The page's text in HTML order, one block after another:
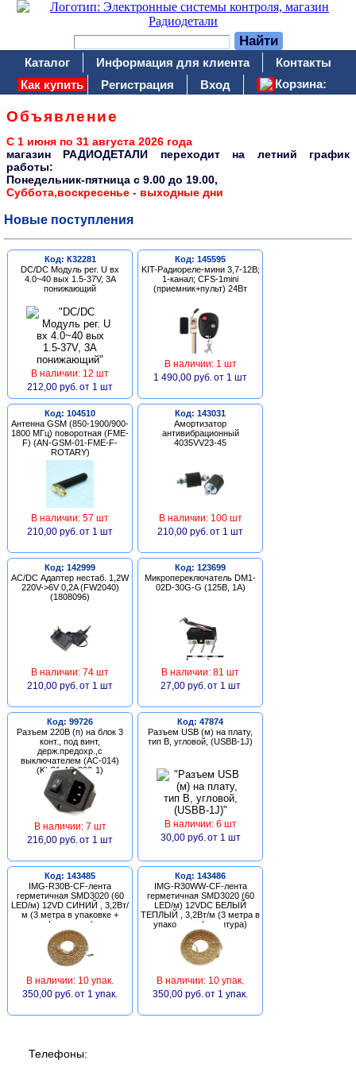
Каталог Информация для клиента
Контакты
Как купить
Регистрация Вход Корзина:
Объявление
С 1 июня по 31 августа 2026 года
магазин РАДИОДЕТАЛИ переходит на летний график
работы:
Понедельник-пятница c 9.00 до 19.00,
Суббота,воскресенье - выходные дни
Новые поступления
Код: К32281
DC/DC Модуль рег. U вх
4.0~40 вых 1.5-37V, 3A
понижающий
В наличии: 12 шт
212,00 руб. от 1 шт
Код: 145595
KIT-Радиореле-мини 3,7-12В;
1-канал; CFS-1mini
(приемник+пульт) 24Вт
В наличии: 1 шт
1 490,00 руб. от 1 шт
Код: 104510
Антенна GSM (850-1900/900-
1800 МГц) поворотная (FME-
F) (AN-GSM-01-FME-F-
ROTARY)
В наличии: 57 шт
210,00 руб. от 1 шт
Код: 143031
Амортизатор
антивибрационный
4035VV23-45
В наличии: 100 шт
210,00 руб. от 1 шт
Код: 142999
AC/DC Адаптер нестаб. 1,2W
220V->6V 0,2A (FW2040)
(1808096)
В наличии: 74 шт
210,00 руб. от 1 шт
Код: 123699
Микропереключатель DM1-
02D-30G-G (125В, 1А)
В наличии: 81 шт
27,00 руб. от 1 шт
Код: 99726
Разъем 220В (п) на блок 3
конт., под винт,
держ.предохр.,с
выключателем (AC-014)
(KLS1-AS-303-1)
В наличии: 7 шт
216,00 руб. от 1 шт
Код: 47874
Разъем USB (м) на плату,
тип В, угловой, (USBB-1J)
В наличии: 6 шт
30,00 руб. от 1 шт
Код: 143485
IMG-R30B-CF-лента
герметичная SMD3020 (60
LED/м) 12VD СИНИЙ , 3,2Вт/
м (3 метра в упаковке +
фурнитура)
В наличии: 10 упак.
350,00 руб. от 1 упак.
Код: 143486
IMG-R30WW-CF-лента
герметичная SMD3020 (60
LED/м) 12VDC БЕЛЫЙ
ТЕПЛЫЙ , 3,2Вт/м (3 метра в
упаковке + фурнитура)
В наличии: 10 упак.
350,00 руб. от 1 упак.
Телефоны: